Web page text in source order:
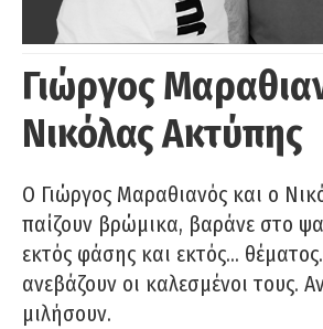
Γιώργος
Νικόλας Ακτύπης
Ο Γιώργος Μαραθιανός και ο
παίζουν βρώμικα, βαράνε στο
εκτός φάσης και εκτός…
ανεβάζουν οι καλεσμένοι τους.
μιλήσουν.